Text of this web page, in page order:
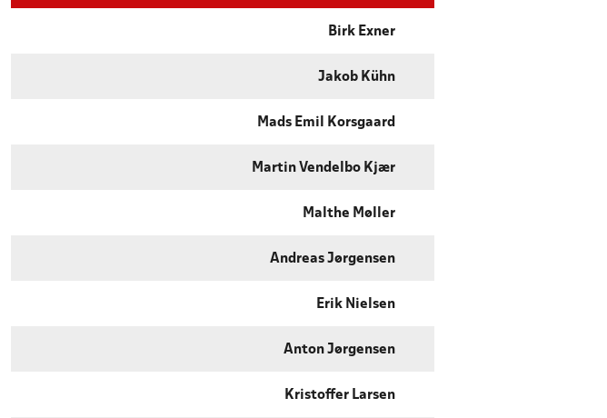
Birk Exner
Jakob Kühn
Mads Emil Korsgaard
Martin Vendelbo Kjær
Malthe Møller
Andreas Jørgensen
Erik Nielsen
Anton Jørgensen
Kristoffer Larsen